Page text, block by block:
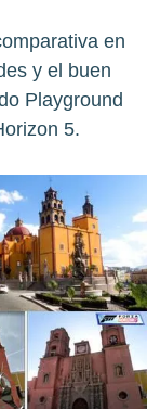
en
y el buen
Playground
5.